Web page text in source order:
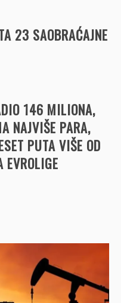
23 SAOBRAĆAJNE
146 MILIONA,
NAJVIŠE PARA,
PUTA VIŠE OD
EVROLIGE